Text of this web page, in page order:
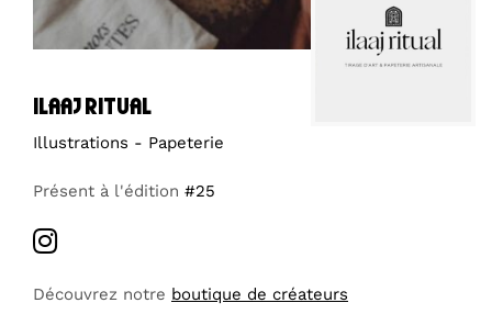
ilaaj ritual
Illustrations - Papeterie
Présent à l'édition #25
Découvrez notre boutique de créateurs